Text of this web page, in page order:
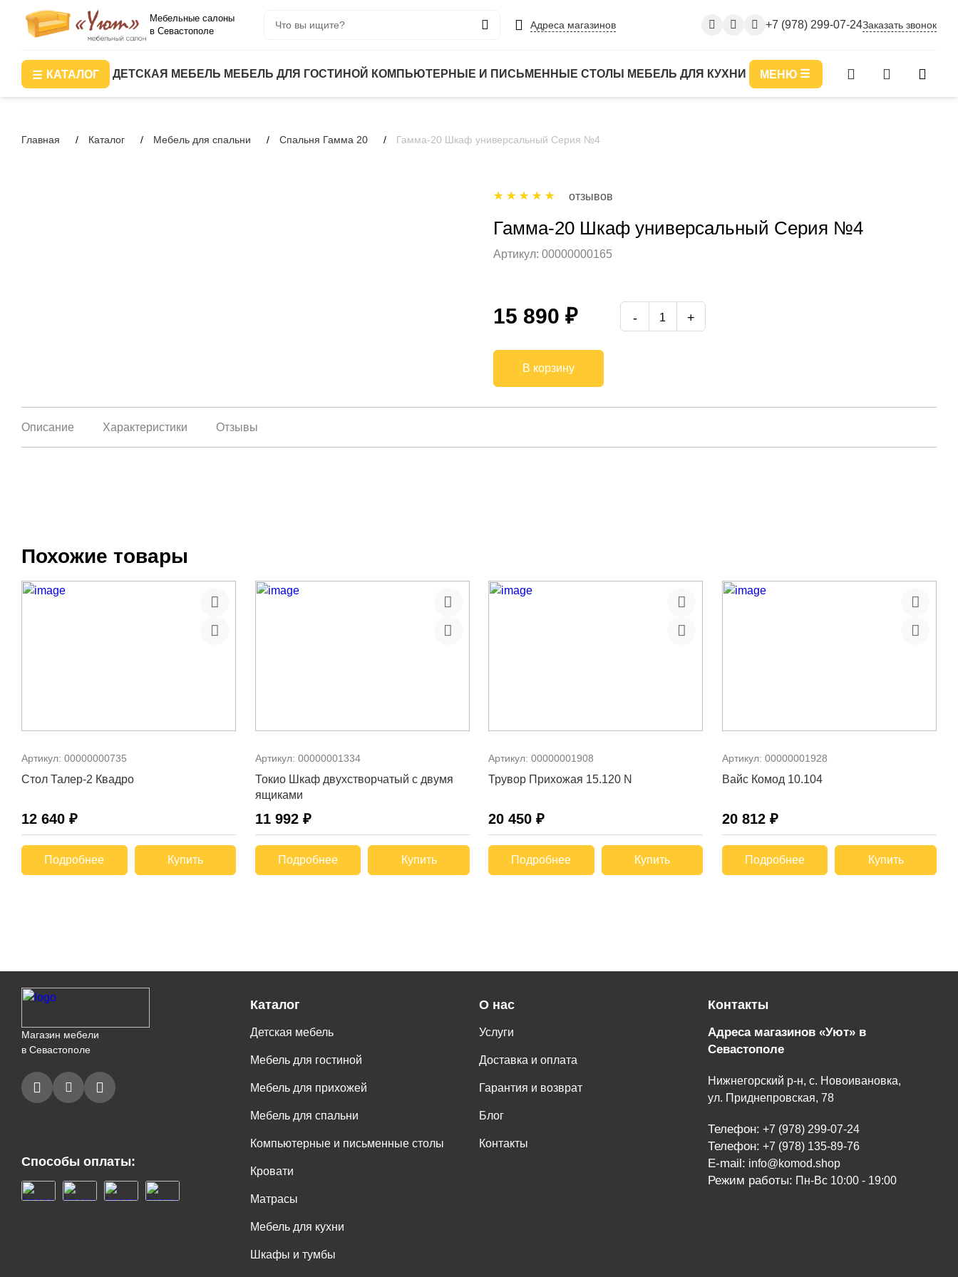
Мебельные салоны
в Севастополе
Адреса магазинов +7 (978) 299-07-24Заказать звонок
КАТАЛОГ ДЕТСКАЯ МЕБЕЛЬ МЕБЕЛЬ ДЛЯ ГОСТИНОЙ КОМПЬЮТЕРНЫЕ И ПИСЬМЕННЫЕ СТОЛЫ МЕБЕЛЬ ДЛЯ КУХНИ МЕНЮ
Главная Каталог Мебель для спальни Спальня Гамма 20 Гамма-20 Шкаф универсальный Серия №4
отзывов
Гамма-20 Шкаф универсальный Серия №4
Артикул: 00000000165
15 890 ₽
В корзину
Описание Характеристики Отзывы
Похожие товары
Артикул: 00000000735
Стол Талер-2 Квадро
12 640 ₽
Подробнее Купить
Артикул: 00000001334
Токио Шкаф двухстворчатый с двумя
ящиками
11 992 ₽
Подробнее Купить
Артикул:00000001908
Трувор Прихожая 15.120 N
20 450 ₽
Подробнее Купить
Артикул: 00000001928
Вайс Комод 10.104
20 812 ₽
Подробнее Купить
Магазин мебели
в Севастополе
Способы оплаты:
Каталог
Детская мебель
Мебель для гостиной
Мебель для прихожей
Мебель для спальни
Компьютерные и письменные столы
Кровати
Матрасы
Мебель для кухни
Шкафы и тумбы
О нас
Услуги
Доставка и оплата
Гарантия и возврат
Блог
Контакты
Контакты
Адреса магазинов «Уют» в
Севастополе
Нижнегорский р-н, с. Новоивановка,
ул. Приднепровская, 78
Телефон: +7 (978) 299-07-24
Телефон: +7 (978) 135-89-76
E-mail: info@komod.shop
Режим работы: Пн-Вс 10:00 - 19:00